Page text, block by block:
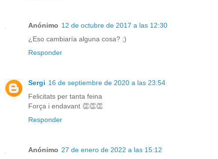
Anónimo 12 de octubre de 2017 a las 12:30
¿Eso cambiaría alguna cosa? ;)
Responder
Sergi 16 de septiembre de 2020 a las 23:54
Felicitats per tanta feina
Força i endavant 👏👏👏
Responder
Anónimo 27 de enero de 2022 a las 15:12